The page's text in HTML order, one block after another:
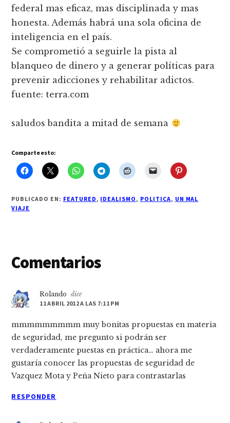
federal mas eficaz, mas disciplinada y mas
honesta. Además habrá una sola oficina de
inteligencia en el país.
Se comprometió a seguirle la pista al
blanqueo de dinero y a generar políticas para
prevenir adicciones y rehabilitar adictos.
fuente: terra.com
saludos bandita a mitad de semana
Comparte esto:
PUBLICADO EN: FEATURED, IDEALISMO, POLITICA, UN MAL
VIAJE
Interacciones
los
Comentarios
Rolando
dice
11 ABRIL 2012 A LAS 7:11 PM
mmmmmmmmm muy bonitas propuestas en materia
de seguridad, me pregunto si podrán ser
verdaderamente puestas en práctica… ahora me
gustaría conocer las propuestas de seguridad de
Vazquez Mota y Peña Nieto para contrastarlas
RESPONDER